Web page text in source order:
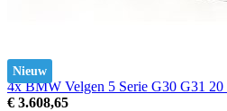
Nieuw
4x BMW Velgen 5 Serie G30 G31
€ 3.608,65